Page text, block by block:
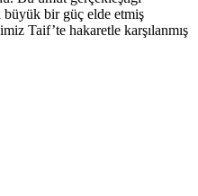
büyük bir güç elde etmiş
Taif’te hakaretle karşılanmış